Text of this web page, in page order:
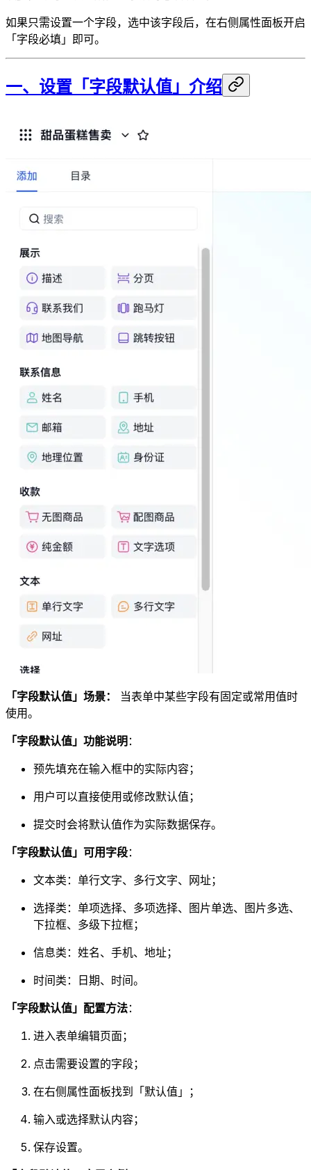
如果只需设置一个字段，选中该字段后，在右侧属性面板开启
「字段必填」即可。
一、设置「字段默认值」介绍
「字段默认值」场景：
当表单中某些字段有固定或常用值时
使用。
「字段默认值」功能说明 ：
预先填充在输入框中的实际内容；
用户可以直接使用或修改默认值；
提交时会将默认值作为实际数据保存。
「字段默认值」可用字段：
文本类：单行文字、多行文字、网址；
选择类：单项选择、多项选择、图片单选、图片多选、
下拉框、多级下拉框；
信息类：姓名、手机、地址；
时间类：日期、时间。
「字段默认值」配置方法：
进入表单编辑页面；
点击需要设置的字段；
在右侧属性面板找到「默认值」；
输入或选择默认内容；
保存设置。